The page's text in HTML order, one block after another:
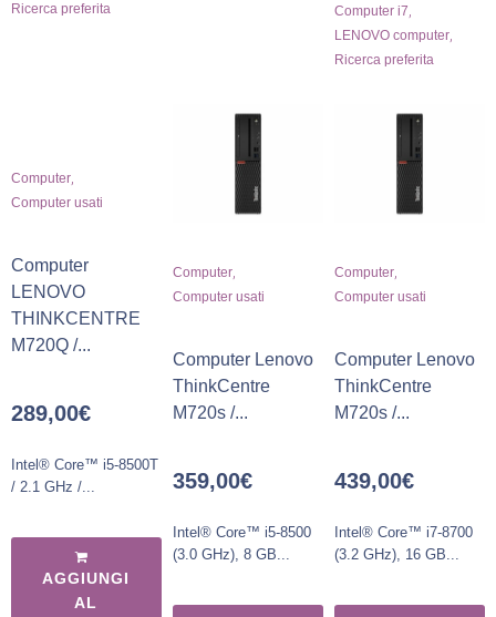
Ricerca preferita Computer i7
LENOVO computer,
Ricerca preferita
Computer
Computer usati
Computer
LENOVO
THINKCENTRE
M720Q /...
289,00€
Intel® Core™ i5-8500T
/ 2.1 GHz /...
AGGIUNGI
AL
Computer,
Computer usati
Computer Lenovo
ThinkCentre
M720s /...
359,00€
Intel® Core™ i5-8500
(3.0 GHz), 8 GB...
Computer,
Computer usati
Computer Lenovo
ThinkCentre
M720s /...
439,00€
Intel® Core™ i7-8700
(3.2 GHz), 16 GB...